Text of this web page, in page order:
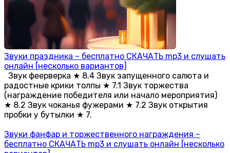
Звуки праздника – бесплатно СКАЧАТЬ mp3 и слушать
онлайн [несколько вариантов]
Звук феерверка ★ 8.4 Звук запущенного салюта и
радостные крики толпы ★ 7.1 Звук торжества
(награждение победителя или начало мероприятия)
★ 8.2 Звук чоканья фужерами ★ 7.2 Звук открытия
пробки у бутылки ★ 7.
Звуки фанфар и торжественного награждения –
бесплатно СКАЧАТЬ mp3 и слушать онлайн [несколько